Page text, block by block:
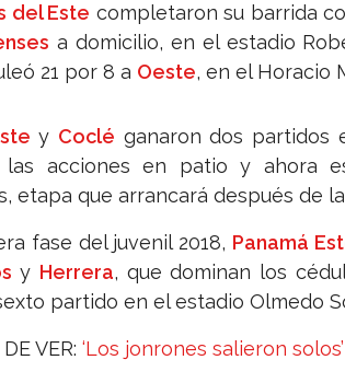
del Este completaron su barrida
a domicilio, en el estadio
21 por 8 a Oeste, en el Horacio
y Coclé ganaron dos partidos
las acciones en patio y ahora
etapa que arrancará después de
fase del juvenil 2018, Panamá
y Herrera, que dominan los
partido en el estadio Olmedo
VER: ‘Los jonrones salieron solos’